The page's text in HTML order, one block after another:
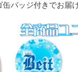
バッジ付きでお届